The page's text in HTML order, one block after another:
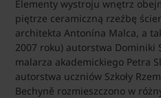
Elementy wystroju wnętrz
piętrze ceramiczną rzeźbę
architekta Antonína Malca, a
2007 roku) autorstwa Dominiki
malarza akademickiego Petra
autorstwa uczniów Szkoły
Bechyně rozmieszczono w